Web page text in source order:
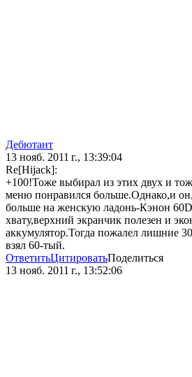
Дебютант
13 нояб. 2011 г., 13:39:04
Re[Hijack]:
+100!Тоже выбирал из этих двух и
меню понравился больше.Однако,и
больше на женскую ладонь-Кэнон
хвату,верхний экранчик полезен и
аккумулятор.Тогда пожалел лишние
взял 60-тый.
ОтветитьЦитироватьПоделиться
13 нояб. 2011 г., 13:52:06